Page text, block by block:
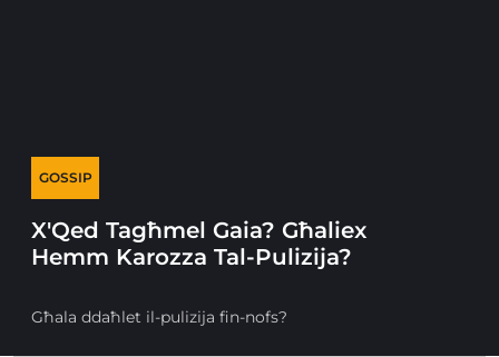
GOSSIP
X'Qed Tagħmel Gaia? Għaliex
Hemm Karozza Tal-Pulizija?
Għala ddaħlet il-pulizija fin-nofs?